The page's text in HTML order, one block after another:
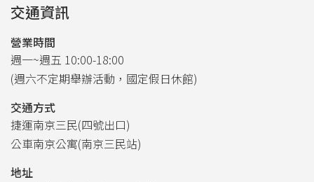
交通資訊
營業時間
週一~週五 10:00-18:00
(週六不定期舉辦活動，國定假日休館)
交通方式
捷運南京三民(四號出口)
公車南京公寓(南京三民站)
地址